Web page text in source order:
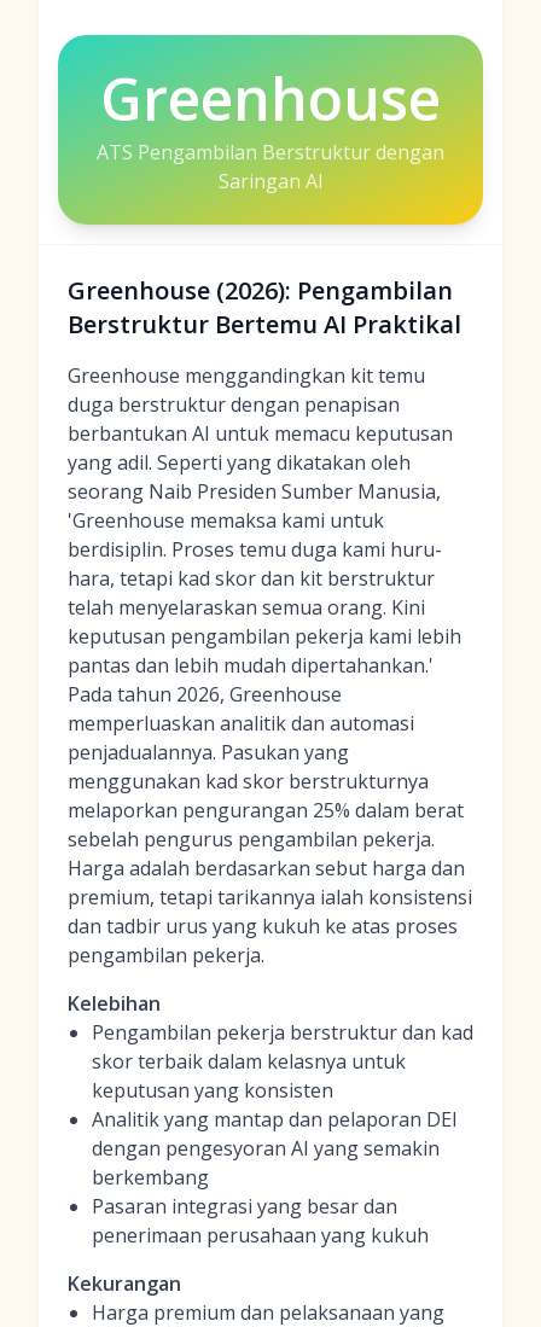
Greenhouse
ATS Pengambilan Berstruktur dengan
Saringan AI
Greenhouse (2026): Pengambilan
Berstruktur Bertemu AI Praktikal
Greenhouse menggandingkan kit temu
duga berstruktur dengan penapisan
berbantukan AI untuk memacu keputusan
yang adil. Seperti yang dikatakan oleh
seorang Naib Presiden Sumber Manusia,
'Greenhouse memaksa kami untuk
berdisiplin. Proses temu duga kami huru-
hara, tetapi kad skor dan kit berstruktur
telah menyelaraskan semua orang. Kini
keputusan pengambilan pekerja kami lebih
pantas dan lebih mudah dipertahankan.'
Pada tahun 2026, Greenhouse
memperluaskan analitik dan automasi
penjadualannya. Pasukan yang
menggunakan kad skor berstrukturnya
melaporkan pengurangan 25% dalam berat
sebelah pengurus pengambilan pekerja.
Harga adalah berdasarkan sebut harga dan
premium, tetapi tarikannya ialah konsistensi
dan tadbir urus yang kukuh ke atas proses
pengambilan pekerja.
Kelebihan
Pengambilan pekerja berstruktur dan kad
skor terbaik dalam kelasnya untuk
keputusan yang konsisten
Analitik yang mantap dan pelaporan DEI
dengan pengesyoran AI yang semakin
berkembang
Pasaran integrasi yang besar dan
penerimaan perusahaan yang kukuh
Kekurangan
Harga premium dan pelaksanaan yang